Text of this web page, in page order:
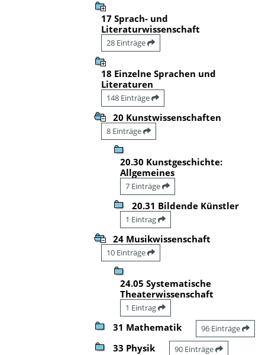
17 Sprach- und
Literaturwissenschaft
28 Einträge
18 Einzelne Sprachen und
Literaturen
148 Einträge
20 Kunstwissenschaften
8 Einträge
20.30 Kunstgeschichte:
Allgemeines
7 Einträge
20.31 Bildende Künstler
1 Eintrag
24 Musikwissenschaft
10 Einträge
24.05 Systematische
Theaterwissenschaft
1 Eintrag
31 Mathematik 96 Einträge
33 Physik 90 Einträge